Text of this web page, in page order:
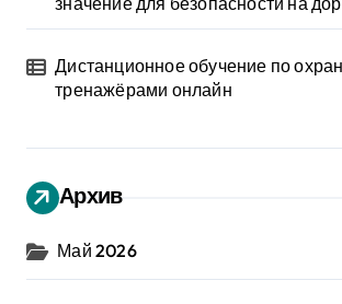
Дистанционное обучение по
тренажёрами онлайн
Архив
Май 2026